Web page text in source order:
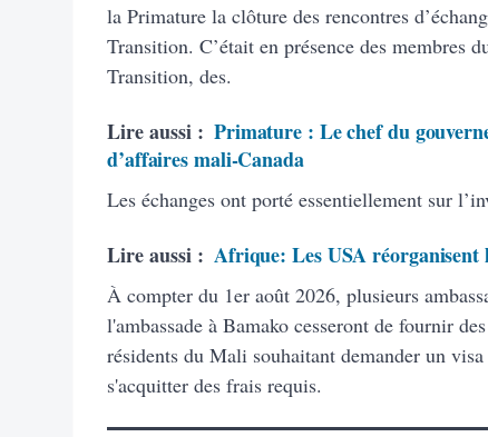
la Primature la clôture des rencontres
Transition. C’était en présence des membres
Transition, des.
Lire aussi : Primature : Le chef du
d’affaires mali-Canada
Les échanges ont porté essentiellement sur
Lire aussi : Afrique: Les USA réorganisent
À compter du 1er août 2026, plusieurs
l'ambassade à Bamako cesseront de fournir
résidents du Mali souhaitant demander un
s'acquitter des frais requis.